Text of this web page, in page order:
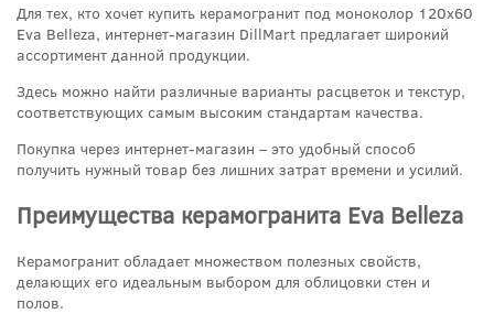
Для тех, кто хочет купить керамогранит под моноколор 120x60
Eva Belleza, интернет-магазин DillMart предлагает широкий
ассортимент данной продукции.
Здесь можно найти различные варианты расцветок и текстур,
соответствующих самым высоким стандартам качества.
Покупка через интернет-магазин – это удобный способ
получить нужный товар без лишних затрат времени и усилий.
Преимущества керамогранита Eva Belleza
Керамогранит обладает множеством полезных свойств,
делающих его идеальным выбором для облицовки стен и
полов.